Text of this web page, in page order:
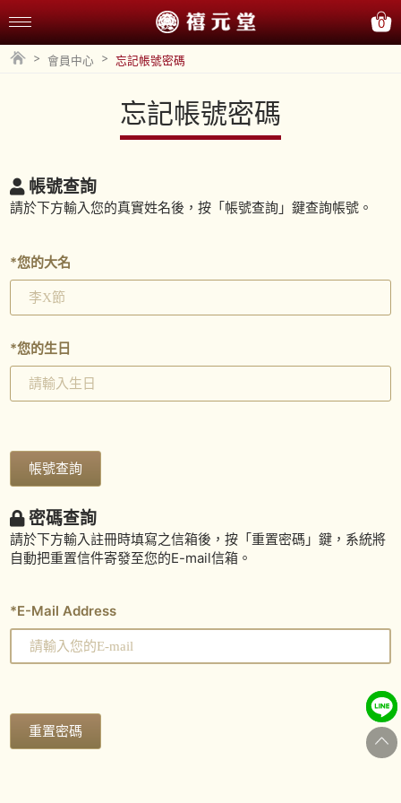
0
> 會員中心 > 忘記帳號密碼
忘記帳號密碼
帳號查詢
請於下方輸入您的真實姓名後，按「帳號查詢」鍵查詢帳號。
*您的大名
*您的生日
密碼查詢
請於下方輸入註冊時填寫之信箱後，按「重置密碼」鍵，系統將
自動把重置信件寄發至您的E-mail信箱。
*E-Mail Address